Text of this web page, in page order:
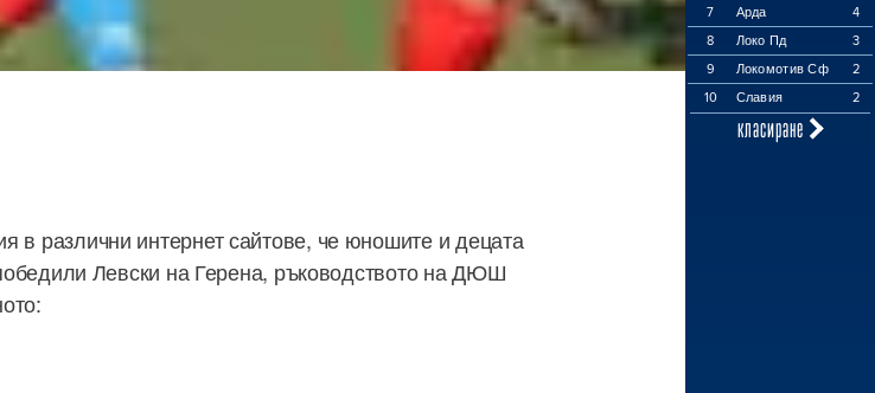
7
Арда
4
8
Локо Пд
3
9
Локомотив Сф
2
10
Славия 2
класиране
в различни интернет сайтове, че юношите и децата
Левски на Герена, ръководството на ДЮШ